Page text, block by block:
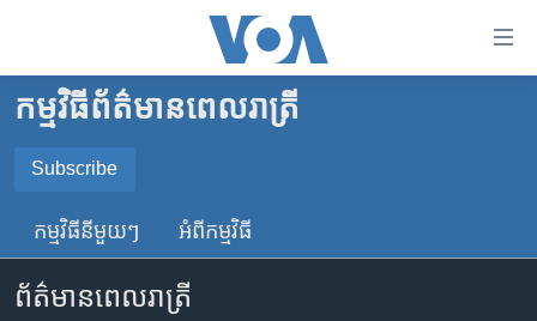
គេហទំព័រ​
ទាក់ទង
រំលង​
ទំព័រ​
ព័ត៌មាន​​
កម្ពុជា
អន្តរជាតិ
ចិន
ហេឡូវីអូអេ
កម្មវិធី​ព័ត៌មាន​ពេលរាត្រី
Subscribe
SUBSCRIBE
YouTube Music
កម្មវិធី​នីមួយៗ អំពី​កម្មវិធី​
ព័ត៌មានពេលរាត្រី